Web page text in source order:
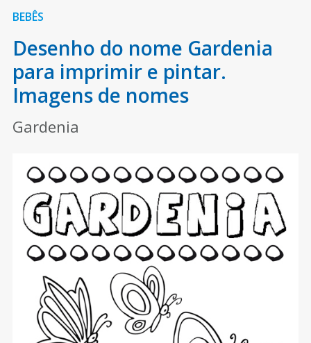
BEBÊS
Desenho do nome Gardenia
para imprimir e pintar.
Imagens de nomes
Gardenia